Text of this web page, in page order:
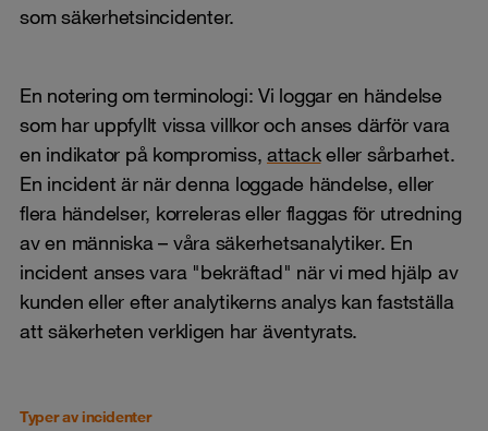
som säkerhetsincidenter.
En notering om terminologi: Vi loggar en händelse
som har uppfyllt vissa villkor och anses därför vara
en indikator på kompromiss, attackeller sårbarhet.
En incident är när denna loggade händelse, eller
flera händelser, korreleras eller flaggas för utredning
av en människa – våra säkerhetsanalytiker. En
incident anses vara "bekräftad" när vi med hjälp av
kunden eller efter analytikerns analys kan fastställa
att säkerheten verkligen har äventyrats.
Typer av incidenter